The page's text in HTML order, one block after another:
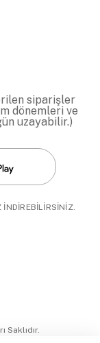
siparişler
dönemleri ve
uzayabilir.)
İNDİREBİLİRSİNİZ.
Saklıdır.